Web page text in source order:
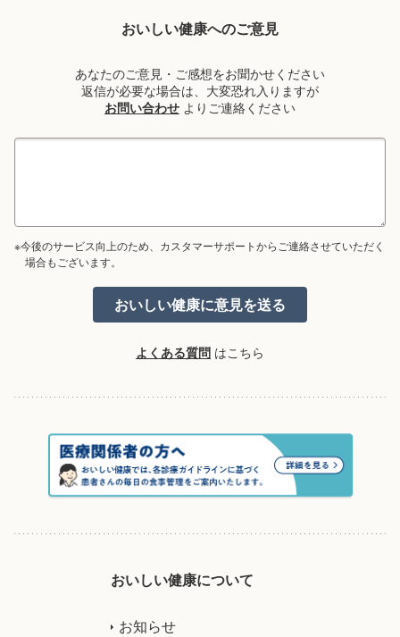
おいしい健康へのご意見
あなたのご意見・ご感想をお聞かせください
返信が必要な場合は、大変恐れ入りますが
お問い合わせ よりご連絡ください
※今後のサービス向上のため、カスタマーサポートからご連絡させていただく
場合もございます。
よくある質問 はこちら
おいしい健康について
お知らせ